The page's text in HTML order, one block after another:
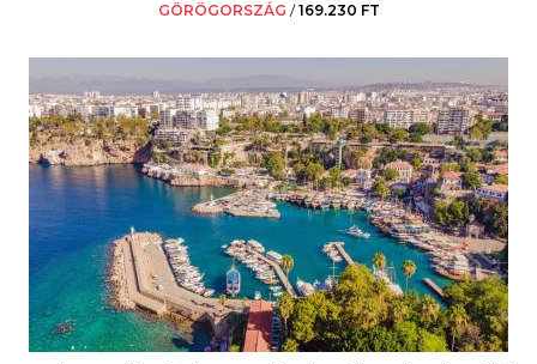
GÖRÖGORSZÁG /169.230 FT